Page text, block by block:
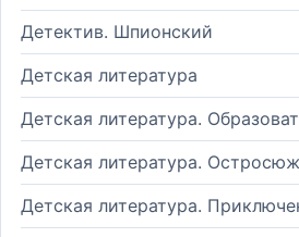
Детектив. Шпионский
Детская литература
Детская литература.
Детская литература.
Детская литература.